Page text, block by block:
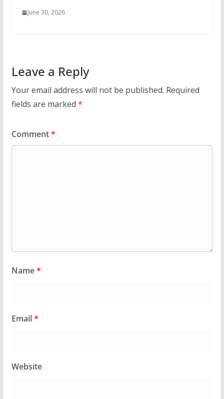
June 30, 2026
Leave a Reply
Your email address will not be published. Required
fields are marked *
Comment*
Name*
Email*
Website